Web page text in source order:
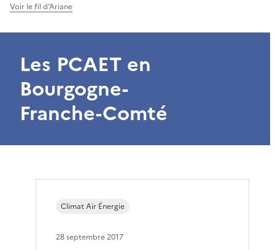
Voir le fil d'Ariane
Les PCAET en
Bourgogne-
Franche-Comté
Climat Air Énergie
28 septembre 2017